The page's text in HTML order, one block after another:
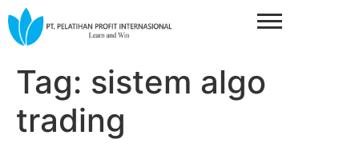
Tag: sistem algo
trading